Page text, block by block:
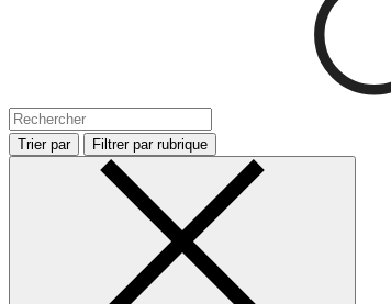
Trier par Filtrer par rubrique